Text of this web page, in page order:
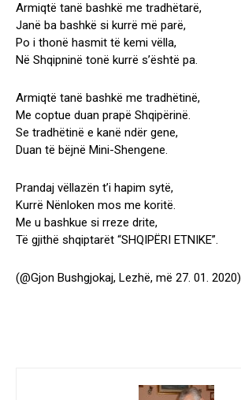
Armiqtë tanë bashkë me tradhëtarë,
Janë ba bashkë si kurrë më parë,
Po i thonë hasmit të kemi vëlla,
Në Shqipninë tonë kurrë s’është pa.
Armiqtë tanë bashkë me tradhëtinë,
Me coptue duan prapë Shqipërinë.
Se tradhëtinë e kanë ndër gene,
Duan të bëjnë Mini-Shengene.
Prandaj vëllazën t’i hapim sytë,
Kurrë Nënloken mos me koritë.
Me u bashkue si rreze drite,
Të gjithë shqiptarët “SHQIPËRI ETNIKE”.
(@Gjon Bushgjokaj, Lezhë, më 27. 01. 2020)